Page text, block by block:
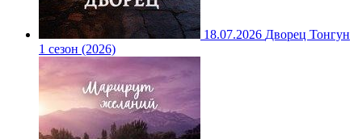
18.07.2026 Дворец Тонгун
1 сезон (2026)